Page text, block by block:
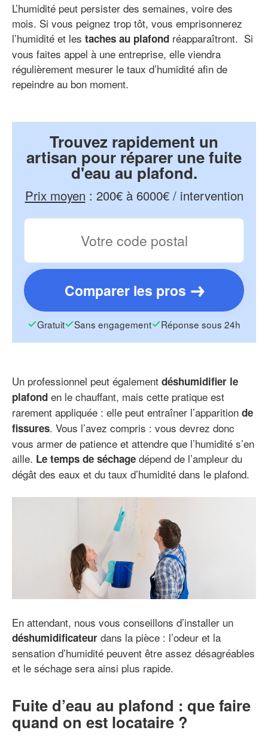
L’humidité peut persister des semaines, voire des
mois. Si vous peignez trop tôt, vous emprisonnerez
l’humidité et les taches au plafond réapparaîtront. Si
vous faites appel à une entreprise, elle viendra
régulièrement mesurer le taux d’humidité afin de
repeindre au bon moment.
Trouvez rapidement un
artisan pour réparer une fuite
d'eau au plafond.
Prix moyen : 200€ à 6000€ / intervention
Comparer les pros
Gratuit Sans engagement Réponse sous 24h
Un professionnel peut également déshumidifier le
plafond en le chauffant, mais cette pratique est
rarement appliquée : elle peut entraîner l’apparition de
fissures. Vous l’avez compris : vous devrez donc
vous armer de patience et attendre que l’humidité s’en
aille. Le temps de séchage dépend de l’ampleur du
dégât des eaux et du taux d’humidité dans le plafond.
En attendant, nous vous conseillons d’installer un
déshumidificateur dans la pièce : l’odeur et la
sensation d’humidité peuvent être assez désagréables
et le séchage sera ainsi plus rapide.
Fuite d’eau au plafond : que faire
quand on est locataire ?